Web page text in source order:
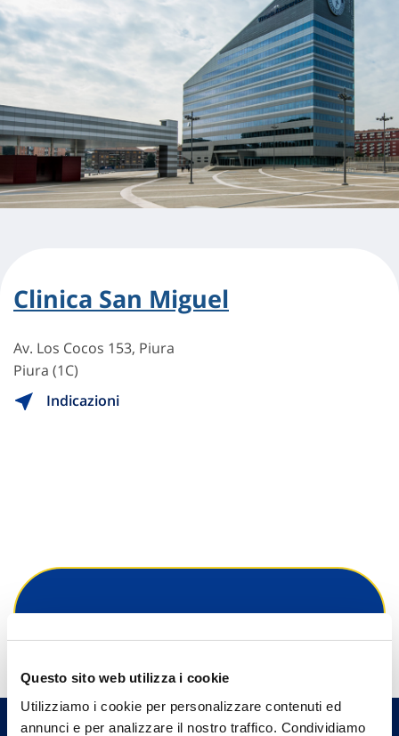
Questo sito web utilizza i cookie
Utilizziamo i cookie per personalizzare contenuti ed
annunci e per analizzare il nostro traffico. Condividiamo
Clinica San Miguel
Av. Los Cocos 153, Piura
Piura (1C)
Indicazioni
Trova l'Agenzia più vicina a te e parla con
un nostro Agente.